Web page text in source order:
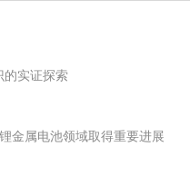
的实证探索
金属电池领域取得重要进展